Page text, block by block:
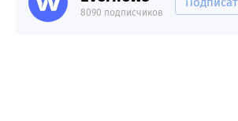
8090 подписчиков